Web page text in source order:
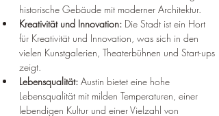
historische Gebäude mit moderner Architektur.
Kreativität und Innovation: Die Stadt ist ein Hort
für Kreativität und Innovation, was sich in den
vielen Kunstgalerien, Theaterbühnen und Start-ups
zeigt.
Lebensqualität: Austin bietet eine hohe
Lebensqualität mit milden Temperaturen, einer
lebendigen Kultur und einer Vielzahl von